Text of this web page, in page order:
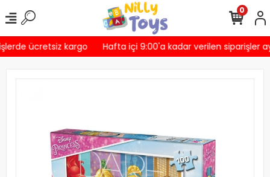
ücretsiz kargo Hafta içi 9:00'a kadar verilen siparişler
0